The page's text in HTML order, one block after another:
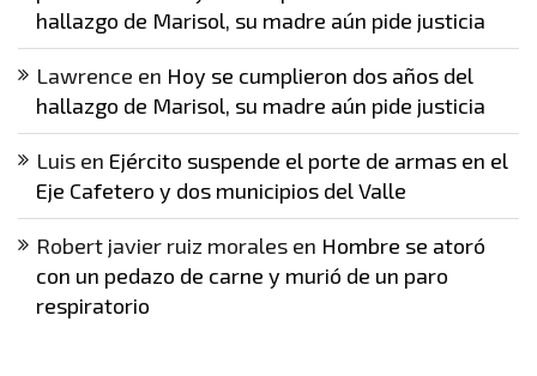
hallazgo de Marisol, su madre aún pide justicia
Lawrence en Hoy se cumplieron dos años del
hallazgo de Marisol, su madre aún pide justicia
Luis en Ejército suspende el porte de armas en el
Eje Cafetero y dos municipios del Valle
Robert javier ruiz morales en Hombre se atoró
con un pedazo de carne y murió de un paro
respiratorio